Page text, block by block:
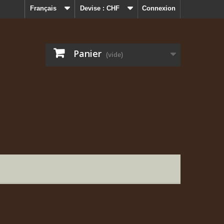
Connexion
Devise : CHF
Français
Panier (vide)